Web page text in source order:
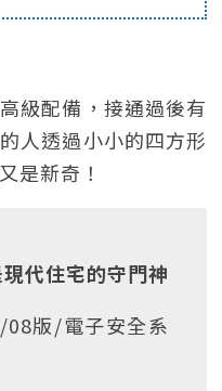
級配備，接通過後有
人透過小小的四方形
是新奇！
代住宅的守門神
版/電子安全系